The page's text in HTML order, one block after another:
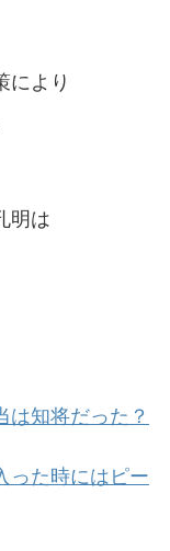
により
明は
は知将だった？
った時にはピー